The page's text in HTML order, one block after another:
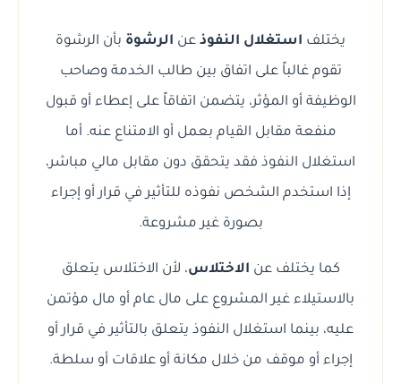
يختلف استغلال النفوذ عن الرشوة بأن الرشوة
تقوم غالباً على اتفاق بين طالب الخدمة وصاحب
الوظيفة أو المؤثر، يتضمن اتفاقاً على إعطاء أو قبول
منفعة مقابل القيام بعمل أو الامتناع عنه. أما
استغلال النفوذ فقد يتحقق دون مقابل مالي مباشر،
إذا استخدم الشخص نفوذه للتأثير في قرار أو إجراء
بصورة غير مشروعة.
كما يختلف عن الاختلاس، لأن الاختلاس يتعلق
بالاستيلاء غير المشروع على مال عام أو مال مؤتمن
عليه، بينما استغلال النفوذ يتعلق بالتأثير في قرار أو
إجراء أو موقف من خلال مكانة أو علاقات أو سلطة.